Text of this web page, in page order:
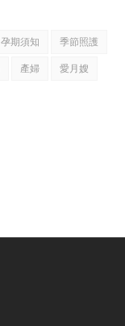
孕期須知
季節照護
產婦
愛月嫂